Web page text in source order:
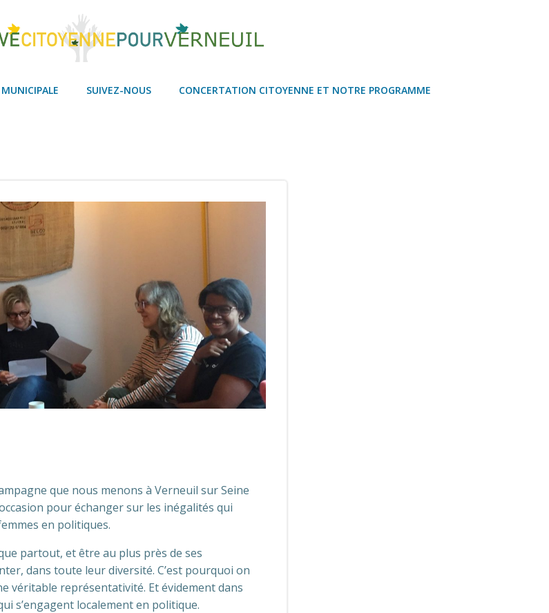
SUIVEZ-NOUS CONCERTATION CITOYENNE ET NOTRE PROGRAMME
que nous menons à Verneuil sur Seine
pour échanger sur les inégalités qui
en politiques.
partout, et être au plus près de ses
dans toute leur diversité. C’est pourquoi on
véritable représentativité. Et évidement dans
s’engagent localement en politique.